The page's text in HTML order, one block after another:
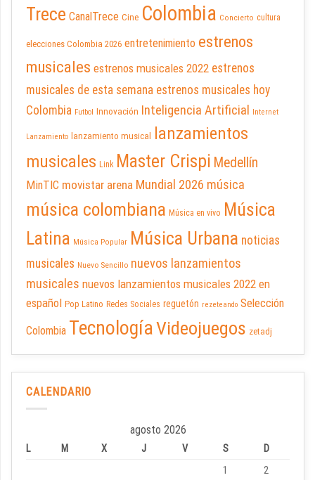
Trece CanalTrece Cine Colombia Concierto cultura
elecciones Colombia 2026 entretenimiento estrenos
musicales estrenos musicales 2022 estrenos
musicales de esta semana estrenos musicales hoy
Colombia Futbol Innovación Inteligencia Artificial Internet
Lanzamiento lanzamiento musical
lanzamientos
musicales Link Master Crispi Medellín
MinTIC movistar arena Mundial 2026 música
música colombiana Música en vivo Música
Latina Música Popular Música Urbana noticias
musicales Nuevo Sencillo nuevos lanzamientos
musicales nuevos lanzamientos musicales 2022 en
español Pop Latino Redes Sociales reguetón rezeteando Selección
Colombia TecnologíaVideojuegos zetadj
CALENDARIO
agosto 2026
L M X J V S
D
1
2